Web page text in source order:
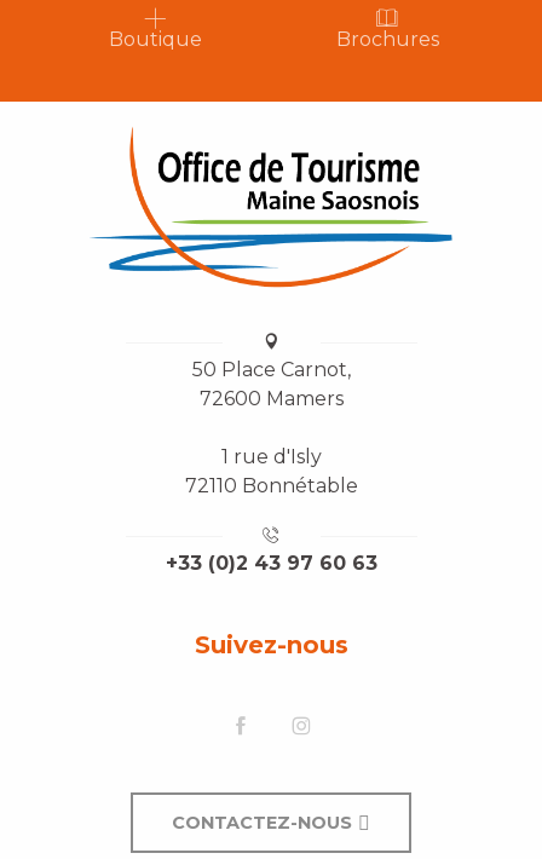
Boutique Brochures
50 Place Carnot,
72600 Mamers
1 rue d'Isly
72110 Bonnétable
+33 (0)2 43 97 60 63
Suivez-nous
CONTACTEZ-NOUS